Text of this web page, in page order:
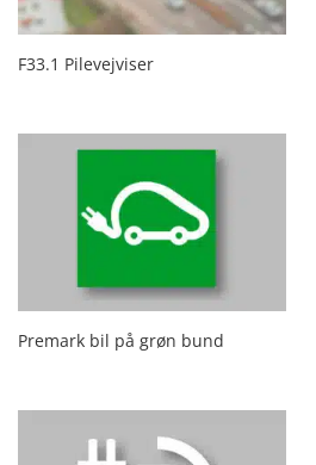
F33.1 Pilevejviser
Premark bil på grøn bund